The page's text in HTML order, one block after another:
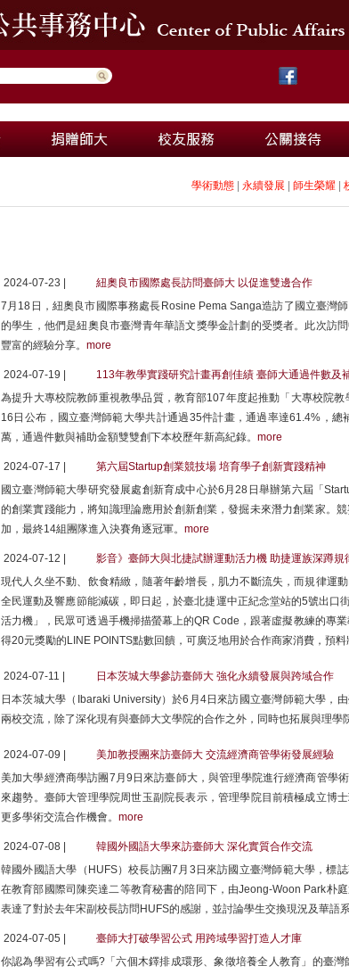
學術動態 永續發展 師生榮耀
2024-07-23 |
紐奧良市國際處長訪問臺師大 以促進雙邊合作
7月18日，紐奧良市國際事務處長Rosine Pema Sanga造訪了國立臺灣
的學生，他們是紐奧良市臺灣青年華語文獎學金計劃的受獎者。此次訪
豐富的經驗分享。 more
2024-07-19 |
113年教學實踐研究計畫再創佳績 臺師大通過件數及
為提升大專校院教師重視教學品質，教育部107年度起推動「大專校院教
16日公布，國立臺灣師範大學共計通過35件計畫，通過率達61.4%，總
萬，通過件數與補助金額雙雙創下本校歷年新高紀錄。 more
2024-07-17 |
第六屆Startup創業競技場 培育學子創新實踐精神
國立臺灣師範大學研究發展處創新育成中心於6月28日舉辦第六屆「
的創業實踐能力，將知識理論應用於創新創業，發掘未來潛力創業家。
加，最終14組團隊進入決賽角逐冠軍。 more
2024-07-12 |
影音》臺師大與北捷試辦運動活力機 助捷運族深蹲規
現代人久坐不動、飲食精緻，隨著年齡增長，肌力不斷流失，而規律運
全民運動及響應節能減碳，即日起，於臺北捷運中正紀念堂站的5號出口
活力機」，民眾可透過手機掃描螢幕上的QR Code，跟著虛擬教練的專
得20元獎勵的LINE POINTS點數回饋，可廣泛地用於合作商家消費，預料
2024-07-11 |
日本茨城大學參訪臺師大 強化永續發展與跨域合作
日本茨城大學（Ibaraki University）於6月4日來訪國立臺灣師範大學，
兩校交流，除了深化現有與臺師大文學院的合作之外，同時也拓展與理學
2024-07-09 |
美加教授團來訪臺師大 交流經濟商管學術發展經驗
美加大學經濟商學訪團7月9日來訪臺師大，與管理學院進行經濟商管學
來趨勢。臺師大管理學院周世玉副院長表示，管理學院目前積極成立博
更多學術交流合作機會。 more
2024-07-08 |
韓國外國語大學來訪臺師大 深化實質合作交流
韓國外國語大學（HUFS）校長訪團7月3日來訪國立臺灣師範大學，標
在教育部國際司陳奕達二等教育秘書的陪同下，由Jeong-Woon Park朴
表達了對於去年宋副校長訪問HUFS的感謝，並討論學生交換現況及華語
2024-07-05 |
臺師大打破學習公式 用跨域學習打造人才庫
你認為學習有公式嗎?「六個木鐸排成環形、象徵培養全人教育」的臺灣